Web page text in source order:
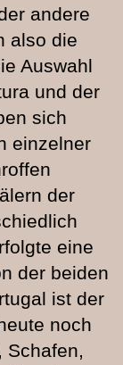
andere
also die
Auswahl
und der
sich
einzelner
der
eine
der beiden
ist der
noch
Schafen,